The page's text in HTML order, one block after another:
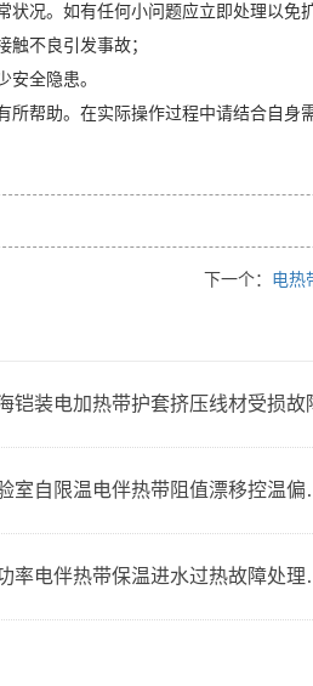
况。如有任何小问题应立即处理以免
不良引发事故；
全隐患。
帮助。在实际操作过程中请结合自身
下一个： 电热
铠装电加热带护套挤压线材受损故
实验室
恒功率